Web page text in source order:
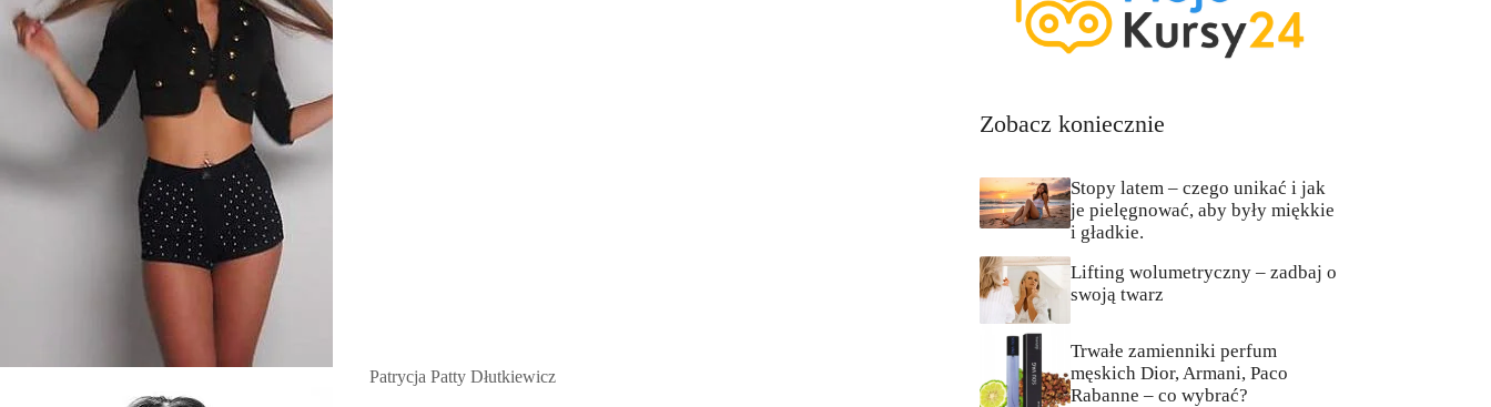
Patrycja Patty Dłutkiewicz
Zobacz koniecznie
Stopy latem – czego unikać i jak
je pielęgnować, aby były miękkie
i gładkie.
Lifting wolumetryczny – zadbaj o
swoją twarz
Trwałe zamienniki perfum
męskich Dior, Armani, Paco
Rabanne – co wybrać?